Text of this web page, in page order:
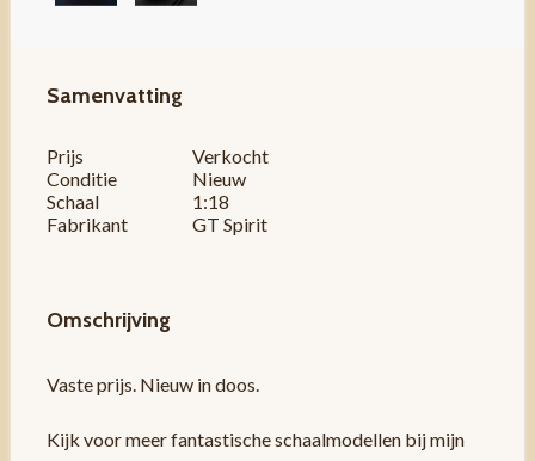
Samenvatting
Prijs
Verkocht
Conditie
Nieuw
Schaal
1:18
Fabrikant
GT Spirit
Omschrijving
Vaste prijs. Nieuw in doos.
Kijk voor meer fantastische schaalmodellen bij mijn